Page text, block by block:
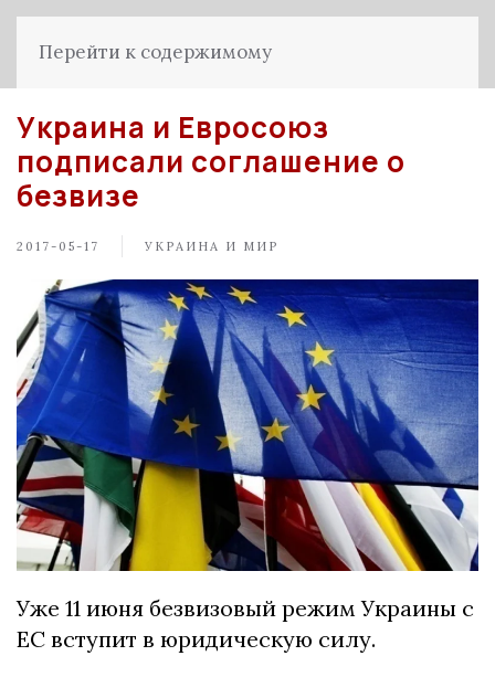
Перейти к содержимому
Украина и Евросоюз
подписали соглашение о
безвизе
2017-05-17 УКРАИНА И МИР
Уже 11 июня безвизовый режим Украины с
ЕС вступит в юридическую силу.